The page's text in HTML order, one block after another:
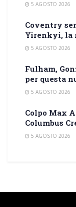
5 AGOSTO 2026
Coventry
Yirenkyi, la
5 AGOSTO 2026
Fulham,
per questa
5 AGOSTO 2026
Colpo Max
Columbus
5 AGOSTO 2026